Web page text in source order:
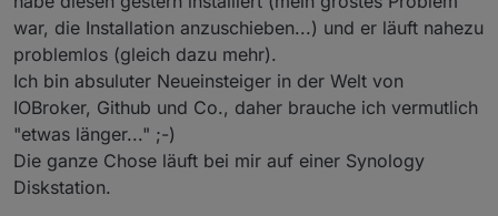
war, die Installation anzuschieben...) und er läuft nahezu
problemlos (gleich dazu mehr).
Ich bin absuluter Neueinsteiger in der Welt von
IOBroker, Github und Co., daher brauche ich vermutlich
"etwas länger..." ;-)
Die ganze Chose läuft bei mir auf einer Synology
Diskstation.